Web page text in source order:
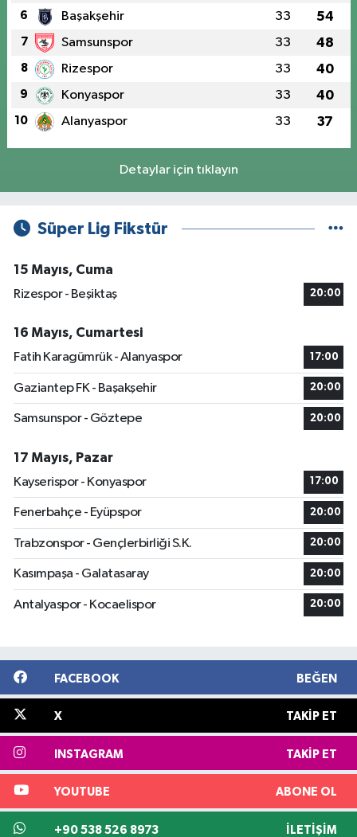
6 Başakşehir 33 54
7 Samsunspor 33 48
8 Rizespor 33 40
9 Konyaspor 33 40
10 Alanyaspor 33 37
Detaylar için tıklayın
Süper Lig Fikstür
15 Mayıs, Cuma
Rizespor - Beşiktaş
20:00
16 Mayıs, Cumartesi
Fatih Karagümrük - Alanyaspor
17:00
Gaziantep FK - Başakşehir 20:00
Samsunspor - Göztepe 20:00
17 Mayıs, Pazar
Kayserispor - Konyaspor
17:00
Fenerbahçe - Eyüpspor 20:00
Trabzonspor - Gençlerbirliği S.K. 20:00
Kasımpaşa - Galatasaray 20:00
Antalyaspor - Kocaelispor 20:00
FACEBOOK BEĞEN
X TAKIP ET
INSTAGRAM TAKIP ET
YOUTUBE ABONE OL
+90 538 526 8973 İLETIŞIM